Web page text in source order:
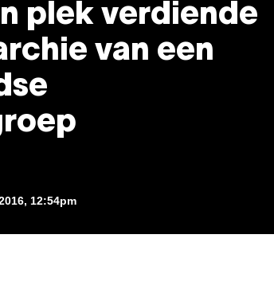
plek verdiende
van een
12:54pm